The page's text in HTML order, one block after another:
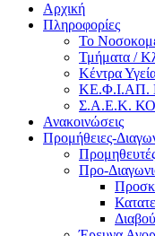
Αρχική
Πληροφορίες
Το
Τμήματα /
Κέντρα
ΚΕ.Φ.Ι.ΑΠ.
Σ.Α.Ε.Κ.
Ανακοινώσεις
Προμήθειες-
Προ-